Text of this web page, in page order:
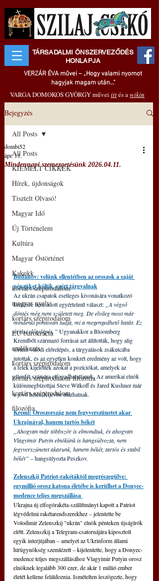
TÁRSADALMI ÖNSZERVEZŐDÉS
HONLAPJA
VERZÁR ÉVA művei – „Hogy valami nyomot
hagyjak magam után..."
VARGA DOMOKOS GYÖRGY művei ittés awikin
Bejegyzés
All Posts
KIEMELT CIKKEK
Hírek, újdonságok
Tisztelt Olvasó!
Magyar Idő
Új Történelem
Kultúra
Magyar Őstörténet
Kakukk
kortárs szépirodalom
magyar nyelv
kortárs szépirodalom
EU bürokrácia
emlékezés
kortárs szépirodalom
kortárs szépirodalom filozófia
kortárs szépirodalom
filozófia
All Posts
Mindennapi szemezgetésünk 2026.04.11.
dombi52
ápr. 11.
Budanov: velünk ellentétben az oroszok a saját
pénzüket költik, ezért tárgyalnak
Az ukrán csapatok esetleges kivonására vonatkozó
kérdésre nem adott egyértelmű választ: „A végső
döntés még nem született meg. De elvileg most már
mindenki pontosan tudja, mi a megengedhető határ. Ez
óriási előrelépés.” Ugyanakkor a Bloomberg
Kremlből származó forrásai azt állították, hogy alig
történt valódi előrelépés, a tárgyalások zsákutcába
jutottak, és az egyetlen konkrét eredmény az volt, hogy
a felek kijelölték azokat a pozíciókat, amelyek az
ellenfél számára elfogadhatatlanok. Az amerikai elnök
különmegbízottjai Steve Witkoff és Jared Kushner már
a jövő héten Kijevbe utazhatnak.
Kreml: Oroszország nem fegyverszünetet akar
Ukrajnával, hanem tartós békét
„Ahogyan már többször is elmondtuk, és ahogyan
Vlagyimir Putyin elnökünk is hangsúlyozta, nem
fegyverszünetet akarunk, hanem békét, tartós és stabil
békét” – hangsúlyozta Peszkov.
Zelenszkij Patriot-rakétáktól megrészegülve:
egymillió orosz katona életébe is kerülhet a Donyec-
medence teljes megszállása
Ukrajna új elfogórakéta-szállítmányt kapott a Patriot
légvédelmi rakétarendszerekhez – jelentette be
Volodimir Zelenszkij "ukrán" elnök pénteken újságírók
előtt. Zelenszkij a Telegram-csatornájára kiposztolt
egyik interjújában – amelyet az Ukrinform állami
hírügynökség szemlézett – kijelentette, hogy a Donyec-
medence teljes megszállásához Vlagyimir Putyin orosz
elnöknek legalább 300 ezer, de akár 1 millió ember
életét kellene feláldoznia. Ismételten leszögezte, hogy